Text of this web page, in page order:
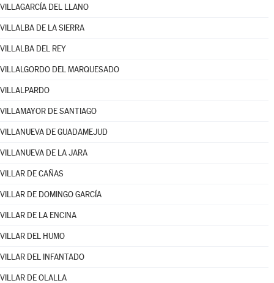
VILLAGARCÍA DEL LLANO
VILLALBA DE LA SIERRA
VILLALBA DEL REY
VILLALGORDO DEL MARQUESADO
VILLALPARDO
VILLAMAYOR DE SANTIAGO
VILLANUEVA DE GUADAMEJUD
VILLANUEVA DE LA JARA
VILLAR DE CAÑAS
VILLAR DE DOMINGO GARCÍA
VILLAR DE LA ENCINA
VILLAR DEL HUMO
VILLAR DEL INFANTADO
VILLAR DE OLALLA